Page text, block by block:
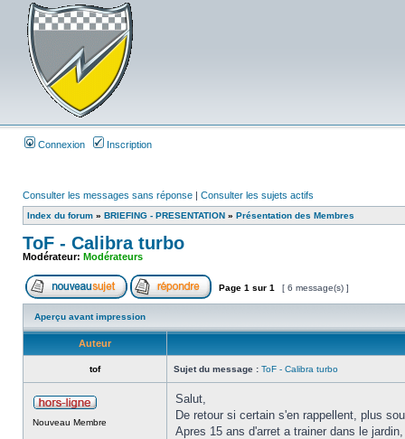
Connexion Inscription
Consulter les messages sans réponse | Consulter les sujets actifs
Index du forum » BRIEFING - PRESENTATION » Présentation des Membres
ToF - Calibra turbo
Modérateur: Modérateurs
Page 1 sur 1 [ 6 message(s) ]
Aperçu avant impression
Auteur
tof Sujet du message : ToF - Calibra turbo
Nouveau Membre
Salut,
De retour si certain s'en rappellent, plus
Apres 15 ans d'arret a trainer dans le